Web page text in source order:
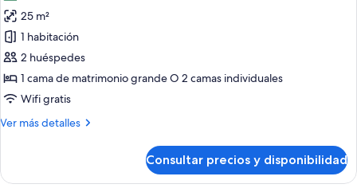
fotos
de
Estudio
25 m²
1 habitación
2 huéspedes
1 cama de matrimonio grande O 2 camas individuales
Wifi gratis
Ver más detalles
Más
Consultar precios y disponibilidad